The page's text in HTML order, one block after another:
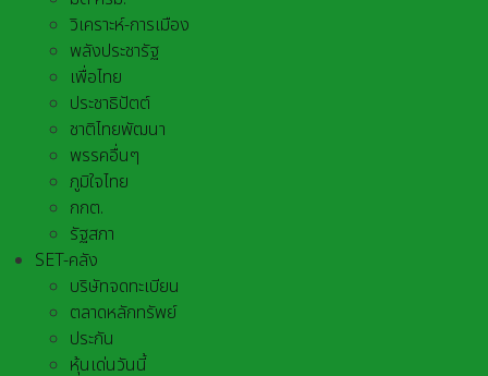
วิเคราะห์-การเมือง
พลังประชารัฐ
เพื่อไทย
ประชาธิปัตต์
ชาติไทยพัฒนา
พรรคอื่นๆ
ภูมิใจไทย
กกต.
รัฐสภา
SET-คลัง
บริษัทจดทะเบียน
ตลาดหลักทรัพย์
ประกัน
หุ้นเด่นวันนี้